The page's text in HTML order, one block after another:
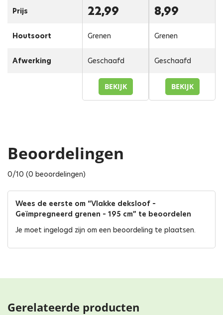
Prijs
Houtsoort
Afwerking
22,99
Grenen
Geschaafd
BEKIJK
8,99
Grenen
Geschaafd
BEKIJK
Beoordelingen
0/10 (0 beoordelingen)
Wees de eerste om “Vlakke deksloof –
Geïmpregneerd grenen – 195 cm” te beoordelen
Je moet ingelogd zijn om een beoordeling te plaatsen.
Gerelateerde producten